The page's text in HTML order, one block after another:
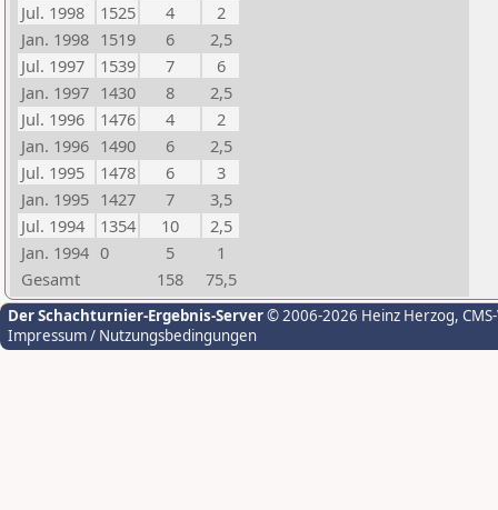
Jul. 1998
1525 4
2
Jan. 1998 1519 6
2,5
Jul. 1997
1539 7
6
Jan. 1997 1430 8
2,5
Jul. 1996
1476 4
2
Jan. 1996 1490 6
2,5
Jul. 1995
1478 6
3
Jan. 1995 1427 7
3,5
Jul. 1994
1354 10
2,5
Jan. 1994 0 5
1
Gesamt
158 75,5
Der Schachturnier-Ergebnis-Server© 2006-2026 Heinz Herzog,
Impressum / Nutzungsbedingungen